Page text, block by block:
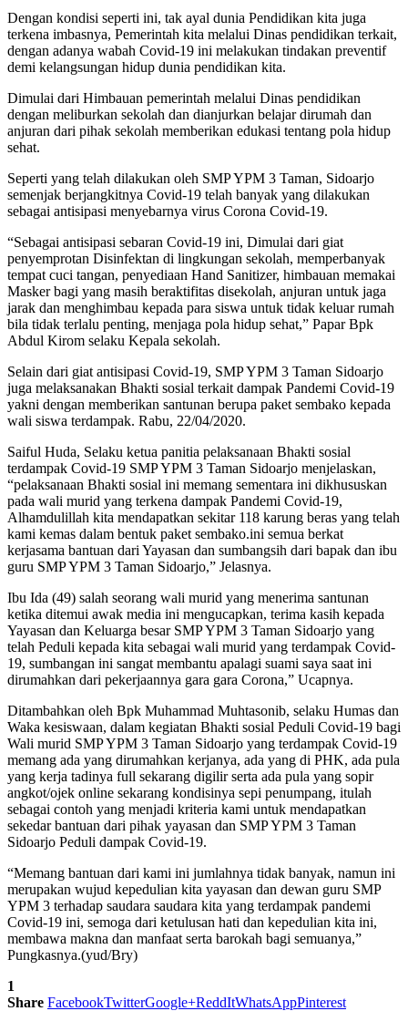
Dengan kondisi seperti ini, tak ayal dunia Pendidikan kita juga
terkena imbasnya, Pemerintah kita melalui Dinas pendidikan terkait,
dengan adanya wabah Covid-19 ini melakukan tindakan preventif
demi kelangsungan hidup dunia pendidikan kita.
Dimulai dari Himbauan pemerintah melalui Dinas pendidikan
dengan meliburkan sekolah dan dianjurkan belajar dirumah dan
anjuran dari pihak sekolah memberikan edukasi tentang pola hidup
sehat.
Seperti yang telah dilakukan oleh SMP YPM 3 Taman, Sidoarjo
semenjak berjangkitnya Covid-19 telah banyak yang dilakukan
sebagai antisipasi menyebarnya virus Corona Covid-19.
“Sebagai antisipasi sebaran Covid-19 ini, Dimulai dari giat
penyemprotan Disinfektan di lingkungan sekolah, memperbanyak
tempat cuci tangan, penyediaan Hand Sanitizer, himbauan memakai
Masker bagi yang masih beraktifitas disekolah, anjuran untuk jaga
jarak dan menghimbau kepada para siswa untuk tidak keluar rumah
bila tidak terlalu penting, menjaga pola hidup sehat,” Papar Bpk
Abdul Kirom selaku Kepala sekolah.
Selain dari giat antisipasi Covid-19, SMP YPM 3 Taman Sidoarjo
juga melaksanakan Bhakti sosial terkait dampak Pandemi Covid-19
yakni dengan memberikan santunan berupa paket sembako kepada
wali siswa terdampak. Rabu, 22/04/2020.
Saiful Huda, Selaku ketua panitia pelaksanaan Bhakti sosial
terdampak Covid-19 SMP YPM 3 Taman Sidoarjo menjelaskan,
“pelaksanaan Bhakti sosial ini memang sementara ini dikhususkan
pada wali murid yang terkena dampak Pandemi Covid-19,
Alhamdulillah kita mendapatkan sekitar 118 karung beras yang telah
kami kemas dalam bentuk paket sembako.ini semua berkat
kerjasama bantuan dari Yayasan dan sumbangsih dari bapak dan ibu
guru SMP YPM 3 Taman Sidoarjo,” Jelasnya.
Ibu Ida (49) salah seorang wali murid yang menerima santunan
ketika ditemui awak media ini mengucapkan, terima kasih kepada
Yayasan dan Keluarga besar SMP YPM 3 Taman Sidoarjo yang
telah Peduli kepada kita sebagai wali murid yang terdampak Covid-
19, sumbangan ini sangat membantu apalagi suami saya saat ini
dirumahkan dari pekerjaannya gara gara Corona,” Ucapnya.
Ditambahkan oleh Bpk Muhammad Muhtasonib, selaku Humas dan
Waka kesiswaan, dalam kegiatan Bhakti sosial Peduli Covid-19 bagi
Wali murid SMP YPM 3 Taman Sidoarjo yang terdampak Covid-19
memang ada yang dirumahkan kerjanya, ada yang di PHK, ada pula
yang kerja tadinya full sekarang digilir serta ada pula yang sopir
angkot/ojek online sekarang kondisinya sepi penumpang, itulah
sebagai contoh yang menjadi kriteria kami untuk mendapatkan
sekedar bantuan dari pihak yayasan dan SMP YPM 3 Taman
Sidoarjo Peduli dampak Covid-19.
“Memang bantuan dari kami ini jumlahnya tidak banyak, namun ini
merupakan wujud kepedulian kita yayasan dan dewan guru SMP
YPM 3 terhadap saudara saudara kita yang terdampak pandemi
Covid-19 ini, semoga dari ketulusan hati dan kepedulian kita ini,
membawa makna dan manfaat serta barokah bagi semuanya,”
Pungkasnya.(yud/Bry)
1
Share FacebookTwitterGoogle+ReddItWhatsAppPinterest